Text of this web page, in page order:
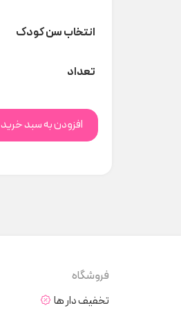
انتخاب سن کودک
تعداد
افزودن به سبد خرید
فروشگاه
تخفیف دار ها